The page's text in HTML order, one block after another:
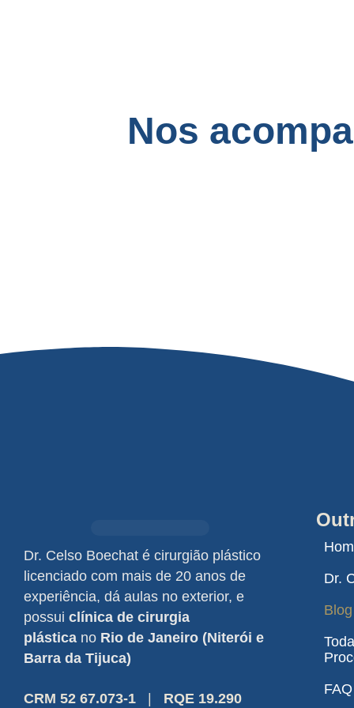
Nos
Dr. Celso Boechat é cirurgião plástico
licenciado com mais de 20 anos de
experiência, dá aulas no exterior, e
possui clínica de cirurgia
plástica no Rio de Janeiro (Niterói e
Barra da Tijuca)
CRM 52 67.073-1 | RQE 19.290
Dr.
FAQ